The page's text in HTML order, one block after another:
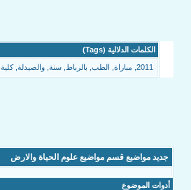
الكلمات الدلالية (Tags)
2011 مباراة الطب بالرباط سنة والصيدلة ,كلية
جديد مواضيع قسم مواضيع علوم الحياة والارض
أدوات الموضوع